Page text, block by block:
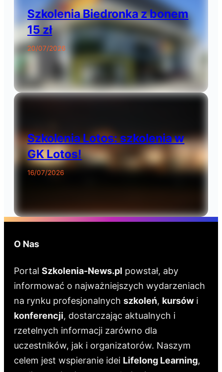
Szkolenia Biedronka z bonem
15 zł
20/07/2026
Szkolenia Lotos: szkolenia w
GK Lotos!
16/07/2026
O Nas
Portal Szkolenia-News.pl powstał, aby
informować o najważniejszych wydarzeniach
na rynku profesjonalnych szkoleń, kursów i
konferencji, dostarczając aktualnych i
rzetelnych informacji zarówno dla
uczestników, jak i organizatorów. Naszym
celem jest wspieranie idei Lifelong Learning,